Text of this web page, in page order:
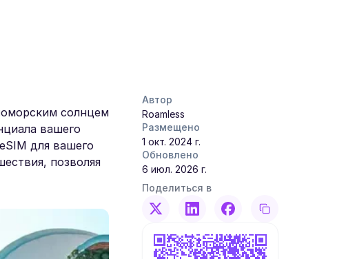
солнцем
вашего
для вашего
позволяя
Автор
Roamless
Размещено
1 окт. 2024 г.
Обновлено
6 июл. 2026 г.
Поделиться в